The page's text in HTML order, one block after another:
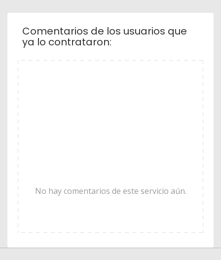
Comentarios de los usuarios que
ya lo contrataron:
No hay comentarios de este servicio aún.